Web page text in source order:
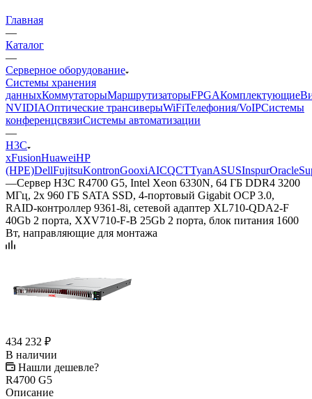
Главная
—
Каталог
—
Серверное оборудование
Системы хранения
данныхКоммутаторыМаршрутизаторыFPGAКомплектующие
NVIDIAОптические трансиверыWiFiТелефония/VoIPСистемы
конференцсвязиСистемы автоматизации
—
H3C
xFusionHuaweiHP
(HPE)DellFujitsuKontronGooxiAICQCTTyanASUSInspurOracle
—Сервер H3C R4700 G5, Intel Xeon 6330N, 64 ГБ DDR4 3200
МГц, 2x 960 ГБ SATA SSD, 4-портовый Gigabit OCP 3.0,
RAID-контроллер 9361-8i, сетевой адаптер XL710-QDA2-F
40Gb 2 порта, XXV710-F-B 25Gb 2 порта, блок питания 1600
Вт, направляющие для монтажа
434 232 ₽
В наличии
Нашли дешевле?
R4700 G5
Описание